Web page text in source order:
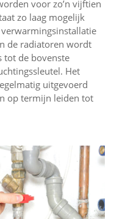
voor zo’n vijftien
zo laag mogelijk
de radiatoren wordt
tot de bovenste
Het
uitgevoerd
op termijn leiden tot